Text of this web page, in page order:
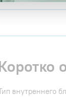
внутреннего